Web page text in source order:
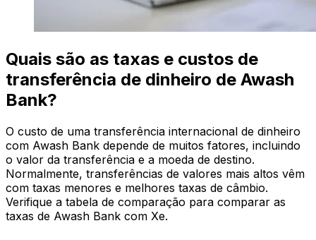
Quais são as taxas e custos de
transferência de dinheiro de Awash
Bank?
O custo de uma transferência internacional de dinheiro
com Awash Bank depende de muitos fatores, incluindo
o valor da transferência e a moeda de destino.
Normalmente, transferências de valores mais altos vêm
com taxas menores e melhores taxas de câmbio.
Verifique a tabela de comparação para comparar as
taxas de Awash Bank com Xe.